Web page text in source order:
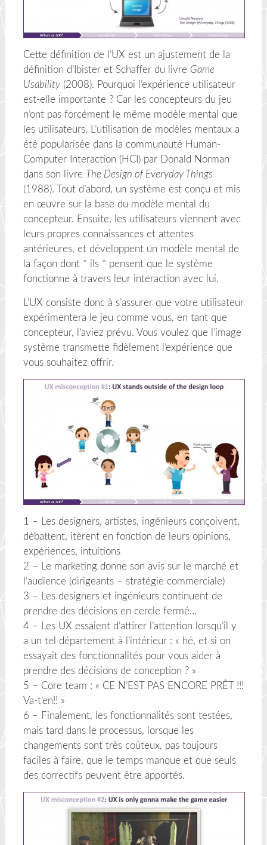
Cette définition de l’UX est un ajustement de la
définition d’Ibister et Schaffer du livre Game
Usability(2008). Pourquoi l’expérience utilisateur
est-elle importante ? Car les concepteurs du jeu
n’ont pas forcément le même modèle mental que
les utilisateurs. L’utilisation de modèles mentaux a
été popularisée dans la communauté Human-
Computer Interaction (HCI) par Donald Norman
dans son livre The Design of Everyday Things
(1988). Tout d’abord, un système est conçu et mis
en œuvre sur la base du modèle mental du
concepteur. Ensuite, les utilisateurs viennent avec
leurs propres connaissances et attentes
antérieures, et développent un modèle mental de
la façon dont * ils * pensent que le système
fonctionne à travers leur interaction avec lui.
L’UX consiste donc à s’assurer que votre utilisateur
expérimentera le jeu comme vous, en tant que
concepteur, l’aviez prévu. Vous voulez que l’image
système transmette fidèlement l’expérience que
vous souhaitez offrir.
1 – Les designers, artistes, ingénieurs conçoivent,
débattent, itèrent en fonction de leurs opinions,
expériences, intuitions
2 – Le marketing donne son avis sur le marché et
l’audience (dirigeants – stratégie commerciale)
3 – Les designers et ingénieurs continuent de
prendre des décisions en cercle fermé…
4 – Les UX essaient d’attirer l’attention lorsqu’il y
a un tel département à l’intérieur : « hé, et si on
essayait des fonctionnalités pour vous aider à
prendre des décisions de conception ? »
5 – Core team : « CE N’EST PAS ENCORE PRÊT !!!
Va-t’en!! »
6 – Finalement, les fonctionnalités sont testées,
mais tard dans le processus, lorsque les
changements sont très coûteux, pas toujours
faciles à faire, que le temps manque et que seuls
des correctifs peuvent être apportés.